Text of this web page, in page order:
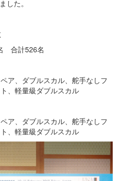
した。
合計526名
ア、ダブルスカル、舵手なしフ
、軽量級ダブルスカル
ア、ダブルスカル、舵手なしフ
、軽量級ダブルスカル